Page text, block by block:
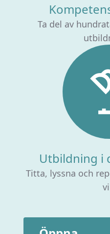
Ta del av
Utbildning i
Titta, lyssna och